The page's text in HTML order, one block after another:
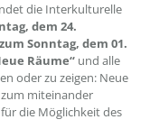
die Interkulturelle
dem 24.
Sonntag, dem 01.
Räume“ und alle
oder zu zeigen: Neue
zum miteinander
die Möglichkeit des